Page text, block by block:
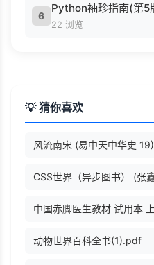
6
22 浏览
💡 猜你喜欢
风流南宋 (易中天中华史
CSS世界（异步图书） (张
中国赤脚医生教材 试用本
动物世界百科全书(1).pdf